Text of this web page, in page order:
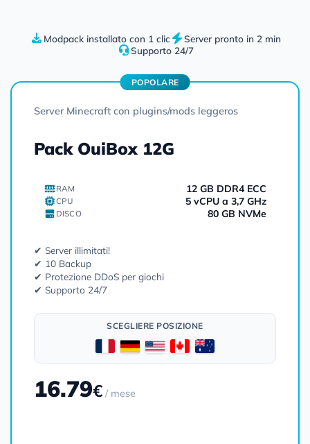
Modpack installato con 1 clic
Server pronto in 2 min
Supporto 24/7
POPOLARE
Server Minecraft con plugins/mods leggeros
Pack OuiBox 12G
RAM 12 GB DDR4 ECC
CPU 5 vCPU a 3,7 GHz
DISCO 80 GB NVMe
✔ Server illimitati!
✔ 10 Backup
✔ Protezione DDoS per giochi
✔ Supporto 24/7
SCEGLIERE POSIZIONE
16.79€ / mese